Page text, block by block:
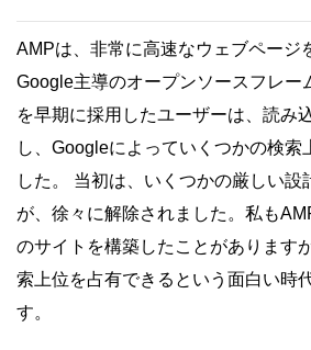
AMPは、非常に高速なウェブページ
Google主導のオープンソースフレー
を早期に採用したユーザーは、読み
し、Googleによっていくつかの検索
した。 当初は、いくつかの厳しい設
が、徐々に解除されました。私も
のサイトを構築したことがあります
索上位を占有できるという面白い時
す。